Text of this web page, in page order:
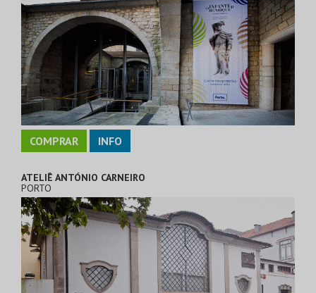
COMPRAR INFO
ATELIÊ ANTÓNIO CARNEIRO
PORTO